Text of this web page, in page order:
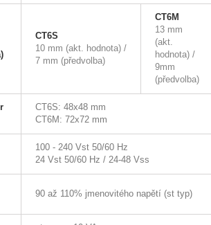
CT6S
10 mm (akt. hodnota) /
7 mm (předvolba)
CT6M
13 mm
(akt.
hodnota) /
9mm
(předvolba)
CT6S: 48x48 mm
CT6M: 72x72 mm
100 - 240 Vst 50/60 Hz
24 Vst 50/60 Hz / 24-48 Vss
90 až 110% jmenovitého napětí (st typ)